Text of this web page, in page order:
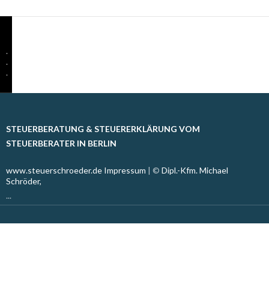
.
.
.
STEUERBERATUNG & STEUERERKLÄRUNG VOM
STEUERBERATER IN BERLIN
www.steuerschroeder.de Impressum | © Dipl.-Kfm. Michael
Schröder,
...